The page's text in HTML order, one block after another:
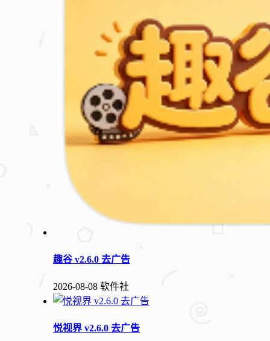
趣谷 v2.6.0 去广告
2026-08-08 软件社
悦视界 v2.6.0 去广告